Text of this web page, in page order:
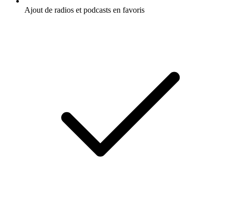
Ajout de radios et podcasts en favoris